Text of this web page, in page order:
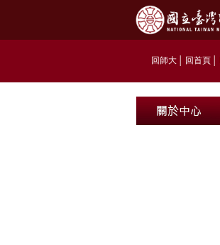
回師大 回首頁